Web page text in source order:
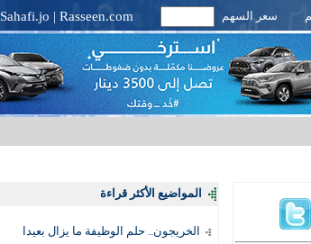
سعر السهم Sahafi.jo | Rasseen.com
المواضيع الأكثر قراءة
الخريجون.. حلم الوظيفة ما يزال بعيدا